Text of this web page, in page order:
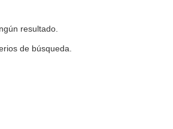
resultado.
de búsqueda.